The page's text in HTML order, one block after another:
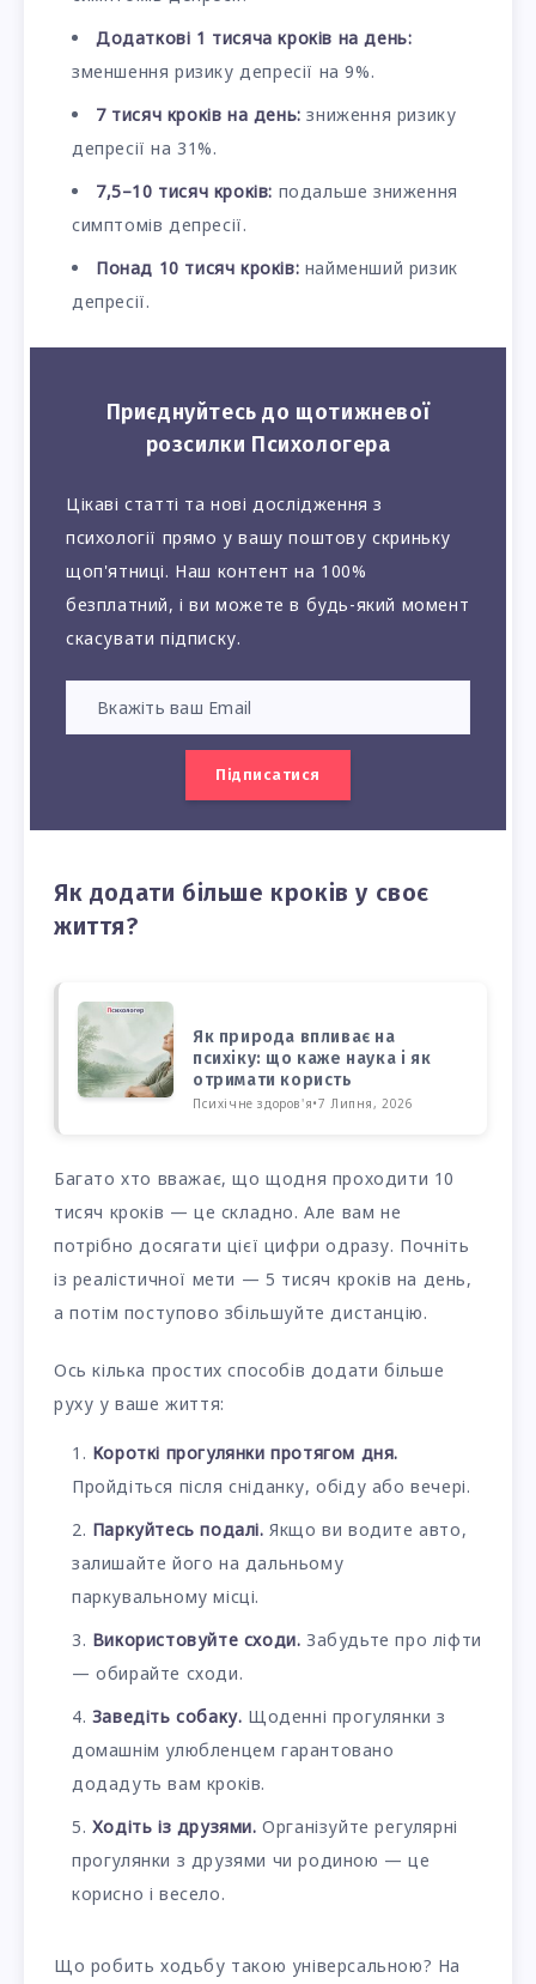
Додаткові 1 тисяча кроків на день:
зменшення ризику депресії на 9%.
7 тисяч кроків на день: зниження ризику
депресії на 31%.
7,5–10 тисяч кроків: подальше зниження
симптомів депресії.
Понад 10 тисяч кроків: найменший ризик
депресії.
Приєднуйтесь до щотижневої
розсилки Психологера
Цікаві статті та нові дослідження з
психології прямо у вашу поштову скриньку
щоп'ятниці. Наш контент на 100%
безплатний, і ви можете в будь-який момент
скасувати підписку.
Підписатися
Як додати більше кроків у своє
життя?
Як природа впливає на
психіку: що каже наука і як
отримати користь
Психічне здоров'я•7 Липня, 2026
Багато хто вважає, що щодня проходити 10
тисяч кроків — це складно. Але вам не
потрібно досягати цієї цифри одразу. Почніть
із реалістичної мети — 5 тисяч кроків на день,
а потім поступово збільшуйте дистанцію.
Ось кілька простих способів додати більше
руху у ваше життя:
Короткі прогулянки протягом дня.
Пройдіться після сніданку, обіду або вечері.
Паркуйтесь подалі. Якщо ви водите авто,
залишайте його на дальньому
паркувальному місці.
Використовуйте сходи. Забудьте про ліфти
— обирайте сходи.
Заведіть собаку. Щоденні прогулянки з
домашнім улюбленцем гарантовано
додадуть вам кроків.
Ходіть із друзями. Організуйте регулярні
прогулянки з друзями чи родиною — це
корисно і весело.
Що робить ходьбу такою універсальною? На